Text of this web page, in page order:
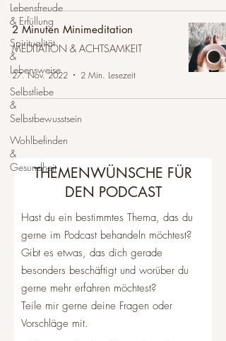
Lebensfreude
& Erfüllung
Spiritualität
&
Lebensweise
Selbstliebe
&
Selbstbewusstsein
Wohlbefinden
&
Gesundheit
2 Minuten Minimeditation
MEDITATION & ACHTSAMKEIT
27. Nov. 2022 2 Min. Lesezeit
THEMENWÜNSCHE FÜR
DEN PODCAST
Hast du ein bestimmtes Thema, das du
gerne im Podcast behandeln möchtest?
Gibt es etwas, das dich gerade
besonders beschäftigt und worüber du
gerne mehr erfahren möchtest?
Teile mir gerne deine Fragen oder
Vorschläge mit.